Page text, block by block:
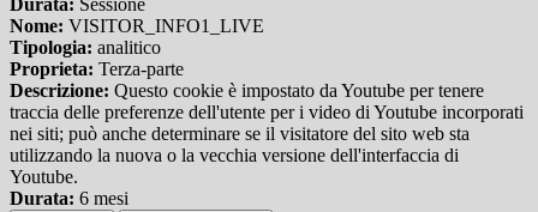
Durata: Sessione
Nome: VISITOR_INFO1_LIVE
Tipologia: analitico
Proprieta: Terza-parte
Descrizione: Questo cookie è impostato da Youtube per tenere
traccia delle preferenze dell'utente per i video di Youtube incorporati
nei siti; può anche determinare se il visitatore del sito web sta
utilizzando la nuova o la vecchia versione dell'interfaccia di
Youtube.
Durata: 6 mesi